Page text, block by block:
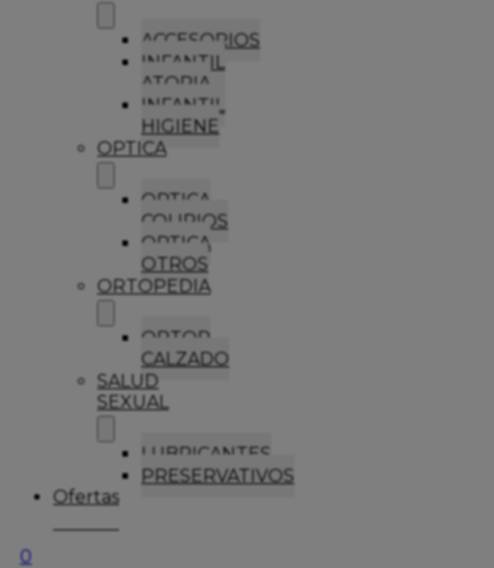
ACCESORIOS
INFANTIL
ATOPIA
INFANTIL
HIGIENE
OPTICA
OPTICA
COLIRIOS
OPTICA
OTROS
ORTOPEDIA
ORTOP
CALZADO
SALUD
SEXUAL
LUBRICANTES
PRESERVATIVOS
Ofertas
0